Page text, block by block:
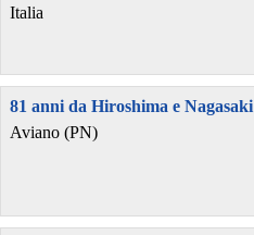
Italia
81 anni da Hiroshima e Nagasaki
Aviano (PN)